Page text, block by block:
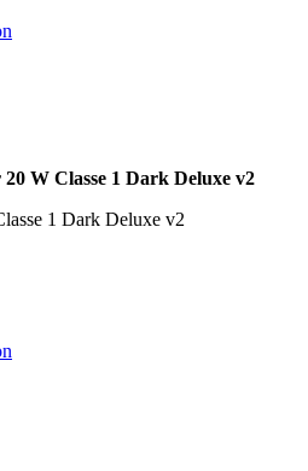
W Classe 1 Dark Deluxe v2
1 Dark Deluxe v2